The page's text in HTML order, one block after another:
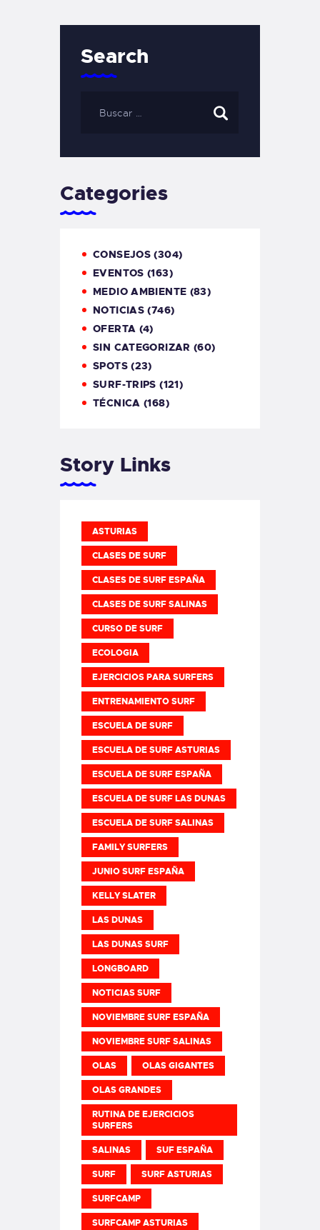
Search
Categories
CONSEJOS (304)
EVENTOS (163)
MEDIO AMBIENTE (83)
NOTICIAS (746)
OFERTA (4)
SIN CATEGORIZAR (60)
SPOTS(23)
SURF-TRIPS (121)
TÉCNICA (168)
Story Links
ASTURIAS
CLASES DE SURF
CLASES DE SURF ESPAÑA
CLASES DE SURF SALINAS
CURSO DE SURF
ECOLOGIA
EJERCICIOS PARA SURFERS
ENTRENAMIENTO SURF
ESCUELA DE SURF
ESCUELA DE SURF ASTURIAS
ESCUELA DE SURF ESPAÑA
ESCUELA DE SURF LAS DUNAS
ESCUELA DE SURF SALINAS
FAMILY SURFERS
JUNIO SURF ESPAÑA
KELLY SLATER
LAS DUNAS
LAS DUNAS SURF
LONGBOARD
NOTICIAS SURF
NOVIEMBRE SURF ESPAÑA
NOVIEMBRE SURF SALINAS
OLAS OLAS GIGANTES
OLAS GRANDES
RUTINA DE EJERCICIOS
SURFERS
SALINAS SUF ESPAÑA
SURF SURF ASTURIAS
SURFCAMP
SURFCAMP ASTURIAS